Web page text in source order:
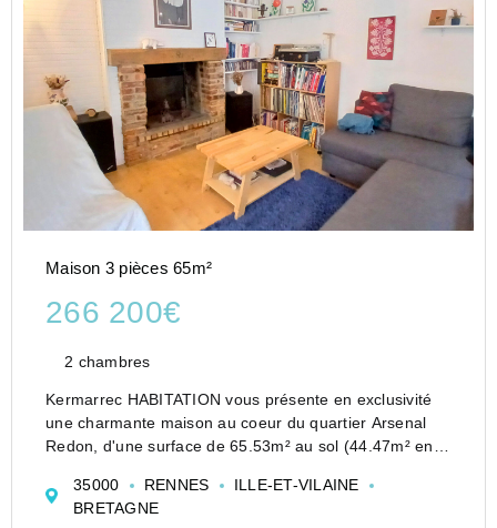
Maison 3 pièces 65m²
266 200€
2 chambres
Kermarrec HABITATION vous présente en exclusivité
une charmante maison au coeur du quartier Arsenal
Redon, d'une surface de 65.53m² au sol (44.47m² en
Elle est composée d'une belle pièce de vie avec d'un
coté l'entrée (avec g...
35000 RENNES
ILLE-ET-VILAINE
BRETAGNE